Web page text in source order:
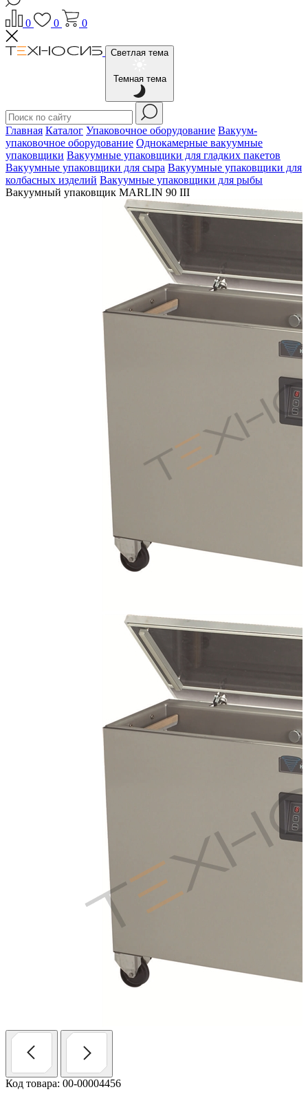
0 0 0
Светлая тема
Темная тема
Главная Каталог Упаковочное оборудование Вакуум-
упаковочное оборудование Однокамерные вакуумные
упаковщики Вакуумные упаковщики для гладких пакетов
Вакуумные упаковщики для сыра Вакуумные упаковщики для
колбасных изделий Вакуумные упаковщики для рыбы
Вакуумный упаковщик MARLIN 90 III
Код товара: 00-00004456